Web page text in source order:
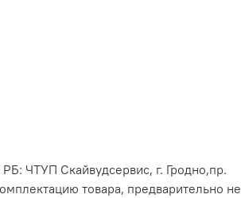
ЧТУП Скайвудсервис, г. Гродно,пр.
товара, предварительно не